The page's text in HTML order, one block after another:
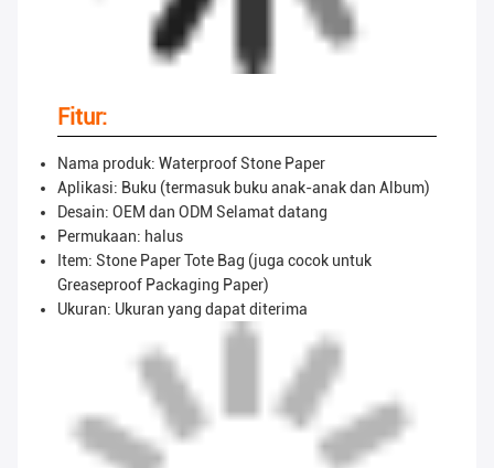
Fitur:
Nama produk: Waterproof Stone Paper
Aplikasi: Buku (termasuk buku anak-anak dan Album)
Desain: OEM dan ODM Selamat datang
Permukaan: halus
Item: Stone Paper Tote Bag (juga cocok untuk
Greaseproof Packaging Paper)
Ukuran: Ukuran yang dapat diterima